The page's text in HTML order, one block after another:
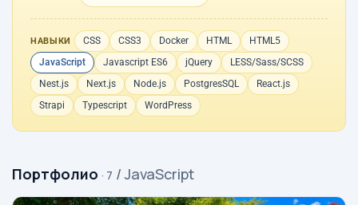
НАВЫКИ CSS CSS3 Docker HTML
HTML5
JavaScript
Javascript ES6 jQuery
LESS/Sass/SCSS
Nest.js
Next.js Node.js PostgresSQL
React.js
Strapi
Typescript WordPress
Портфолио · 7 / JavaScript